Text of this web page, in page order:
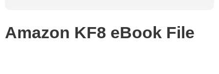
Amazon KF8 eBook File